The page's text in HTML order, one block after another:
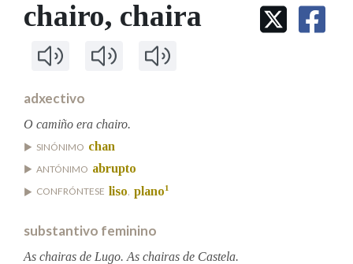
IDENTIDADE CORPORATIVA
MARCIAL DEL ADALID
CASA-MUSEO EMILIA PARDO
BAZÁN
FIGURAS HOMENAXEADAS
HISTORIA
Facebook
TwitterYoutubeInstagramBluesky
BUSCAR NOS LEMAS
Comeza por
Contén
chairo, chaira
adxectivo
O camiño era chairo.
SINÓNIMO chan
ANTÓNIMO abrupto
CONFRÓNTESE liso, plano1
substantivo feminino
As chairas de Lugo. As chairas de Castela.